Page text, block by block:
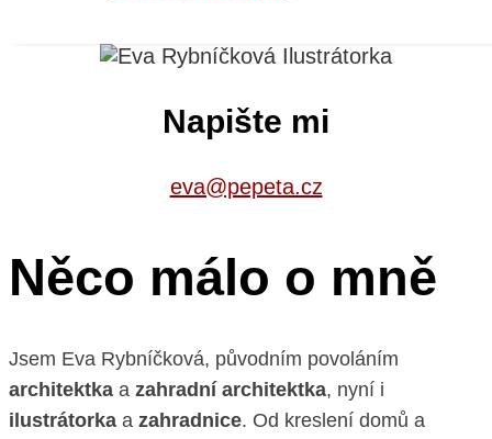
Napište mi
eva@pepeta.cz
Něco málo o mně
Jsem Eva Rybníčková, původním povoláním
architektka a zahradní architektka, nyní i
ilustrátorka a zahradnice. Od kreslení domů a